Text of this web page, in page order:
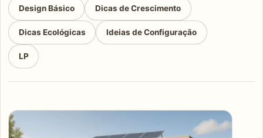
Design Básico Dicas de Crescimento
Dicas Ecológicas Ideias de Configuração
LP
Articles